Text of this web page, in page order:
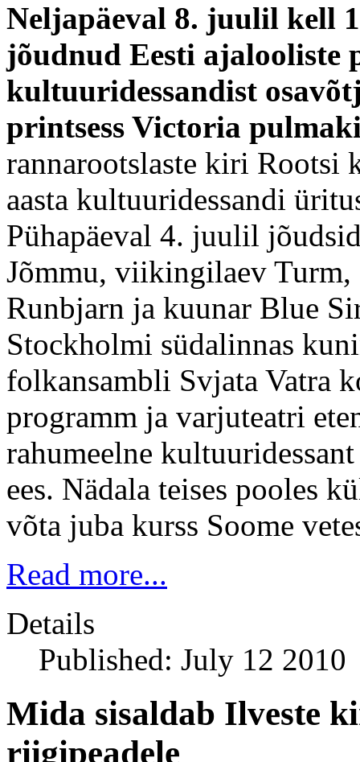
Neljapäeval 8. juulil kell
jõudnud Eesti ajalooliste
kultuuridessandist
printsess Victoria
rannarootslaste kiri Rootsi
aasta kultuuridessandi
Pühapäeval 4. juulil
Jõmmu, viikingilaev Turm,
Runbjarn ja kuunar Blue
Stockholmi südalinnas
folkansambli Svjata Vatra
programm ja varjuteatri
rahumeelne
ees. Nädala teises pooles
võta juba kurss Soome
Read more...
Details
Published: July 12 2010
Mida sisaldab Ilveste
riigipeadele